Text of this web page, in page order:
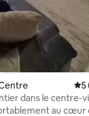
5
dans le centre-
au cœur